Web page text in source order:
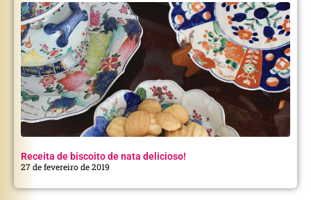
Receita de biscoito de nata delicioso!
27 de fevereiro de 2019